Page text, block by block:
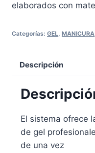
elaborados con
Categorías: GEL, MANICURA
Descripción
El sistema ofrece
de gel
de una vez